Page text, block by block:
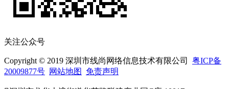
关注公众号
Copyright © 2019 深圳市线尚网络信息技术有限公司 粤ICP备
20009877号 网站地图 免责声明